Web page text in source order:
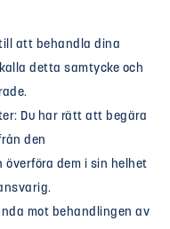
att behandla dina
detta samtycke och
Du har rätt att begära
den
dem i sin helhet
mot behandlingen av